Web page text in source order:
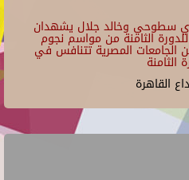
سطوحي وخالد جلال يشهدان
الثامنة من مواسم نجوم
130 عرضًا من الجامعات المصرية تتنافس في
الثامنة
القاهرة